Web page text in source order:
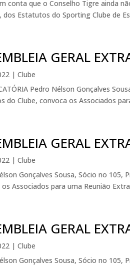
conta que o Conselho Tigre ainda
dos Estatutos do Sporting Clube de
GERAL
|Clube
Pedro Nélson Gonçalves
do Clube, convoca os Associados
GERAL
|Clube
Gonçalves Sousa, Sócio no
Associados para uma Reunião
GERAL
|Clube
Gonçalves Sousa, Sócio no